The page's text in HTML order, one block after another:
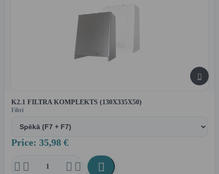

K2.1 FILTRA KOMPLEKTS (130X335X50)
Filtri
Price: 35,98 €
    